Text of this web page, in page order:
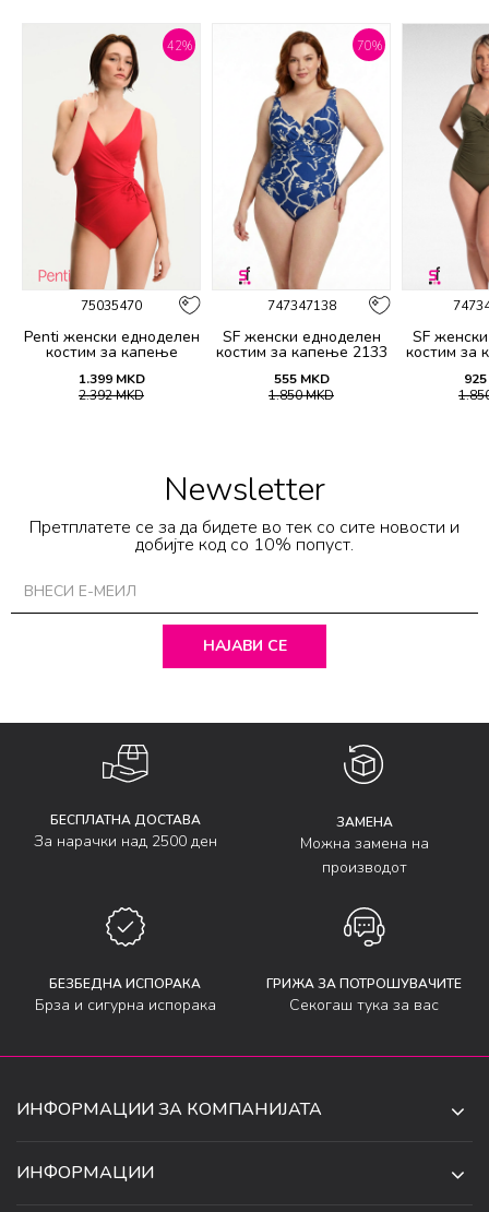
42%
75035470
Penti женски едноделен
костим за капење
SUIT
1.399 MKD
2.392MKD
70%
747347138
SF женски едноделен
костим за капење 2133
555 MKD
1.850MKD
SF
костим за
925
Newsletter
Претплатете се за да бидете во тек со сите новости и
добијте код со 10% попуст.
НАЈАВИ СЕ
БЕСПЛАТНА ДОСТАВА
За нарачки над 2500 ден
ЗАМЕНА
Можна замена на
производот
БЕЗБЕДНА ИСПОРАКА
Брза и сигурна испорака
ГРИЖА ЗА ПОТРОШУВАЧИТЕ
Секогаш тука за вас
ИНФОРМАЦИИ ЗА КОМПАНИЈАТА
ИНФОРМАЦИИ